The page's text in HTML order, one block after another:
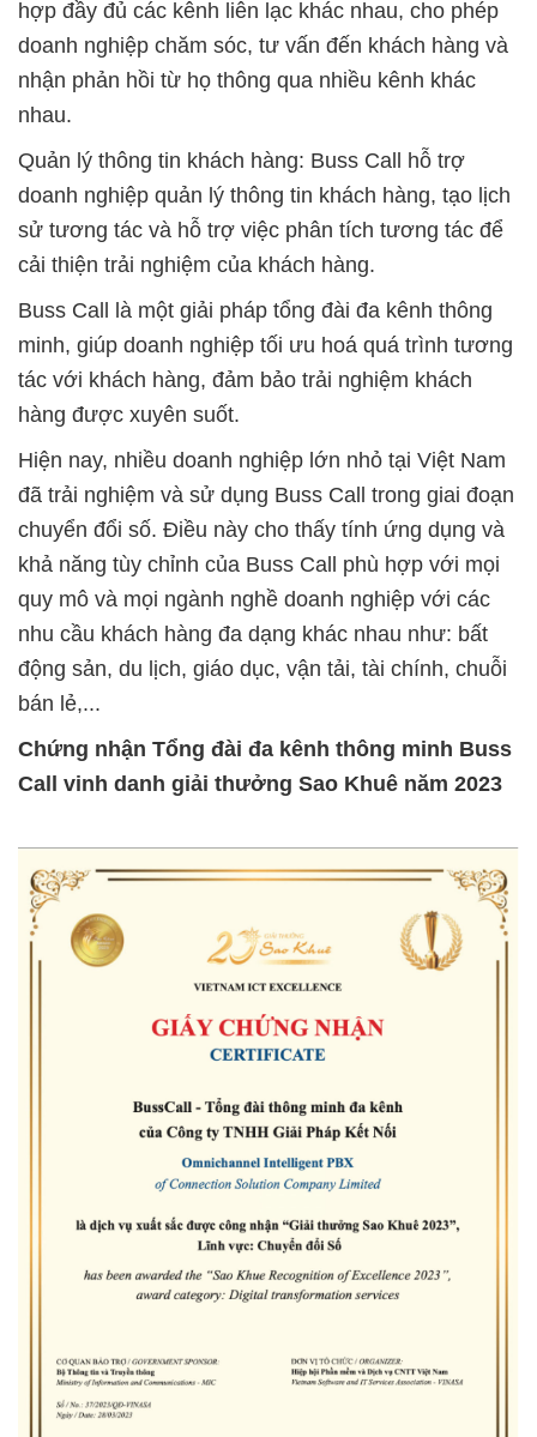
hợp đầy đủ các kênh liên lạc khác nhau, cho phép
doanh nghiệp chăm sóc, tư vấn đến khách hàng và
nhận phản hồi từ họ thông qua nhiều kênh khác
nhau.
Quản lý thông tin khách hàng: Buss Call hỗ trợ
doanh nghiệp quản lý thông tin khách hàng, tạo lịch
sử tương tác và hỗ trợ việc phân tích tương tác để
cải thiện trải nghiệm của khách hàng.
Buss Call là một giải pháp tổng đài đa kênh thông
minh, giúp doanh nghiệp tối ưu hoá quá trình tương
tác với khách hàng, đảm bảo trải nghiệm khách
hàng được xuyên suốt.
Hiện nay, nhiều doanh nghiệp lớn nhỏ tại Việt Nam
đã trải nghiệm và sử dụng Buss Call trong giai đoạn
chuyển đổi số. Điều này cho thấy tính ứng dụng và
khả năng tùy chỉnh của Buss Call phù hợp với mọi
quy mô và mọi ngành nghề doanh nghiệp với các
nhu cầu khách hàng đa dạng khác nhau như: bất
động sản, du lịch, giáo dục, vận tải, tài chính, chuỗi
bán lẻ,...
Chứng nhận Tổng đài đa kênh thông minh Buss
Call vinh danh giải thưởng Sao Khuê năm 2023